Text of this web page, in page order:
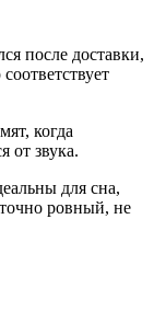
после доставки,
когда
от звука.
для сна,
ровный, не